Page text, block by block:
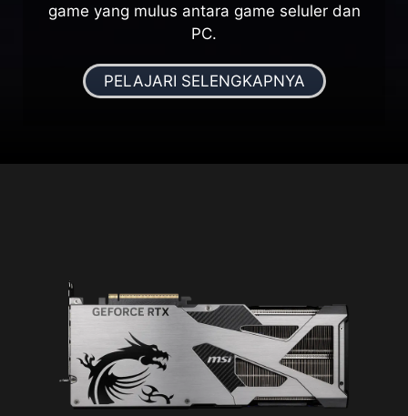
game yang mulus antara game seluler dan
PC.
PELAJARI SELENGKAPNYA